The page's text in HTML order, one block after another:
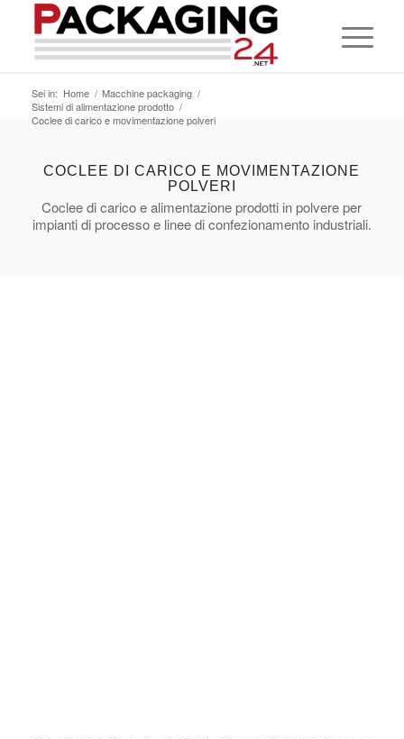
Sei in: Home / Macchine packaging /
Sistemi di alimentazione prodotto /
Coclee di carico e movimentazione polveri
COCLEE DI CARICO E MOVIMENTAZIONE
POLVERI
Coclee di carico e alimentazione prodotti in polvere per
impianti di processo e linee di confezionamento industriali.